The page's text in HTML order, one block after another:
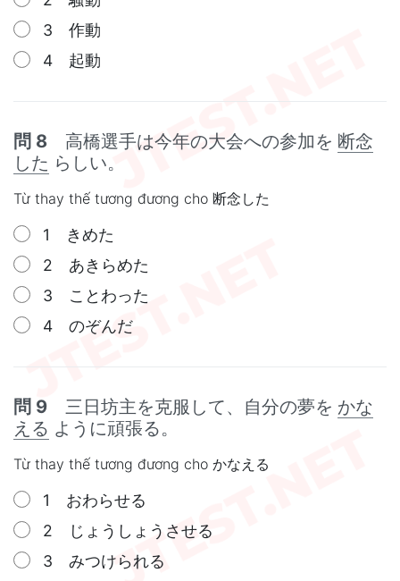
3 作動
4 起動
問 8 高橋選手は今年の大会への参加を 断念
した らしい。
Từ thay thế tương đương cho 断念した
1 きめた
2 あきらめた
3 ことわった
4 のぞんだ
問 9 三日坊主を克服して、自分の夢を かな
える ように頑張る。
Từ thay thế tương đương cho かなえる
1 おわらせる
2 じょうしょうさせる
3 みつけられる